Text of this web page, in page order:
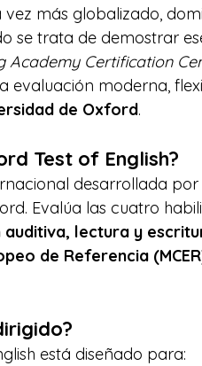
más globalizado,
se trata de demostrar
Academy Certification
evaluación moderna,
de Oxford.
Test of English?
desarrollada
Evalúa las cuatro
lectura y
de Referencia
está diseñado para: